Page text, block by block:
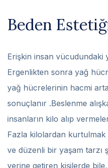
Beden
Erişkin insan vücudundaki
Ergenlikten sonra yağ
yağ hücrelerinin hacmi
sonuçlanır .Beslenme
insanların kilo alıp
Fazla kilolardan
ve düzenli bir yaşam tarzı
yerine getiren kişilerde